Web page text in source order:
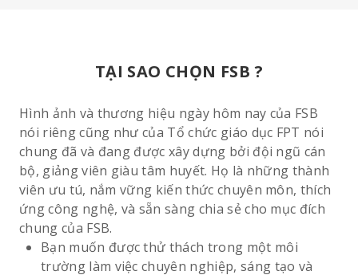
TẠI SAO CHỌN FSB ?
Hình ảnh và thương hiệu ngày hôm nay của FSB
nói riêng cũng như của Tổ chức giáo dục FPT nói
chung đã và đang được xây dựng bởi đội ngũ cán
bộ, giảng viên giàu tâm huyết. Họ là những thành
viên ưu tú, nắm vững kiến thức chuyên môn, thích
ứng công nghệ, và sẵn sàng chia sẻ cho mục đích
chung của FSB.
Bạn muốn được thử thách trong một môi
trường làm việc chuyên nghiệp, sáng tạo và